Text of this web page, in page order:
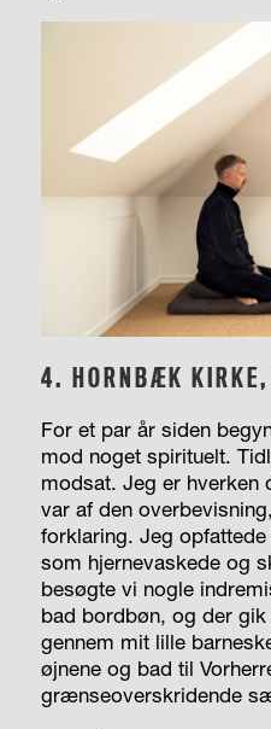
4. HORNBÆK
For et par år siden
mod noget spirituelt.
modsat. Jeg er hverken
var af den
forklaring. Jeg
som hjernevaskede og
besøgte vi nogle
bad bordbøn, og der gik
gennem mit lille
øjnene og bad til
grænseoverskridende